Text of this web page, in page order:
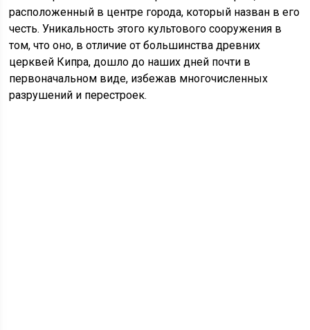
расположенный в центре города, который назван в его
честь. Уникальность этого культового сооружения в
том, что оно, в отличие от большинства древних
церквей Кипра, дошло до наших дней почти в
первоначальном виде, избежав многочисленных
разрушений и перестроек.